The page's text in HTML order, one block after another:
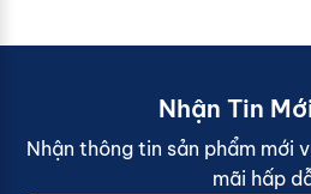
Nhận Tin
Nhận thông tin sản phẩm mới
mãi hấp